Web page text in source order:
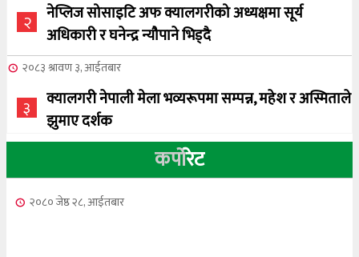
२
नेप्लिज सोसाइटि अफ क्यालगरीको अध्यक्षमा सूर्य
अधिकारी र घनेन्द्र न्यौपाने भिड्दै
२०८३ श्रावण ३, आईतबार
३
क्यालगरी नेपाली मेला भव्यरूपमा सम्पन्न, महेश र अस्मिताले
झुमाए दर्शक
४
NCSC को अध्यक्ष पदको लागी सूर्य अधिकारीको उम्मेदवारी
घोषणा
कर्पोरेट
२०८० जेष्ठ २८, आईतबार